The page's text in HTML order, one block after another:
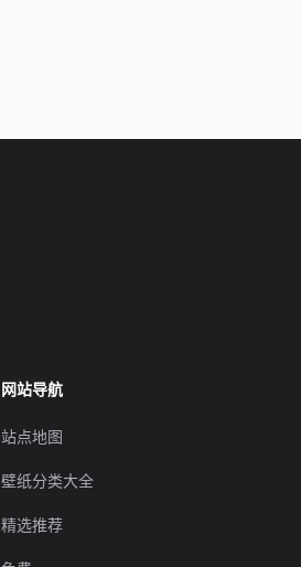
网站导航
站点地图
壁纸分类大全
精选推荐